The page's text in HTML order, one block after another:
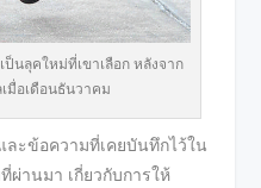
ป็นลุคใหม่ที่เขาเลือก หลังจาก
มื่อเดือนธันวาคม
อความที่เคยบันทึกไว้ใน
ผ่านมา เกี่ยวกับการให้